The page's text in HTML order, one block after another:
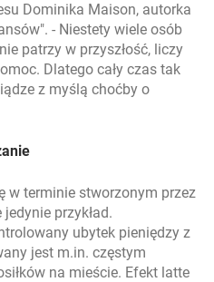
Dominika Maison, autorka
- Niestety wiele osób
patrzy w przyszłość, liczy
Dlatego cały czas tak
z myślą choćby o
w terminie stworzonym przez
przykład.
ubytek pieniędzy z
jest m.in. częstym
na mieście. Efekt latte